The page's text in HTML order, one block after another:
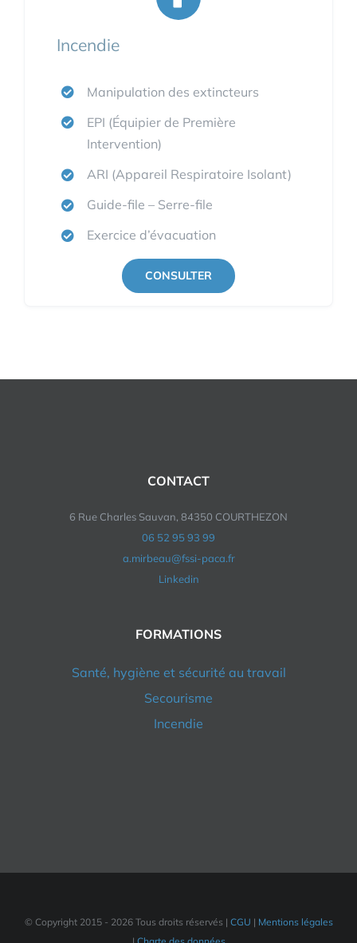
Incendie
Manipulation des extincteurs
EPI (Équipier de Première
Intervention)
ARI (Appareil Respiratoire Isolant)
Guide-file – Serre-file
Exercice d’évacuation
CONSULTER
CONTACT
6 Rue Charles Sauvan, 84350 COURTHEZON
06 52 95 93 99
a.mirbeau@fssi-paca.fr
Linkedin
FORMATIONS
Santé, hygiène et sécurité au travail
Secourisme
Incendie
© Copyright 2015 - 2026 Tous droits réservés | CGU | Mentions légales